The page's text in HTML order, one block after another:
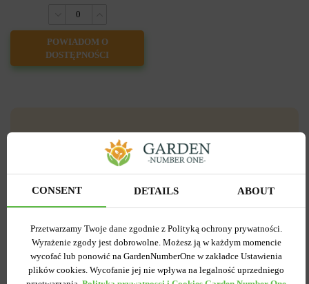
POWIADOM O
DOSTĘPNOŚCI
Popularne w serwisie
CONSENT DETAILS ABOUT
Przetwarzamy Twoje dane zgodnie z Polityką ochrony prywatności.
Wyrażenie zgody jest dobrowolne. Możesz ją w każdym momencie
wycofać lub ponowić na GardenNumberOne w zakładce Ustawienia
plików cookies. Wycofanie jej nie wpływa na legalność uprzedniego